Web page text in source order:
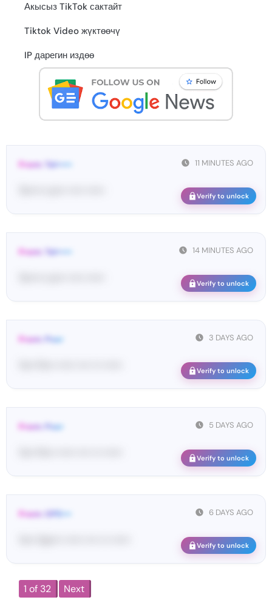
Акысыз TikTok сактайт
Tiktok Video жүктөөчү
IP дарегин издөө
11 MINUTES AGO
From: Tel•••••
Verify to unlock
14 MINUTES AGO
From: Tel•••••
Verify to unlock
3 DAYS AGO
From: Pos•
Verify to unlock
5 DAYS AGO
From: Pos•
Verify to unlock
6 DAYS AGO
From: OPE•••
Verify to unlock
1 of 32
Next